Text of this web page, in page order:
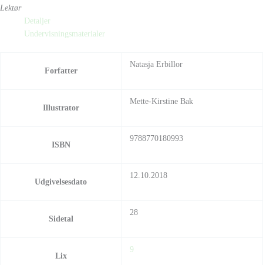
Lektør
Detaljer
Undervisningsmaterialer
Forfatter
Natasja Erbillor
Illustrator
Mette-Kirstine Bak
ISBN
9788770180993
Udgivelsesdato
12.10.2018
Sidetal
28
Lix
9